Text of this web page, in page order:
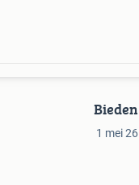
Bieden
1 mei 26